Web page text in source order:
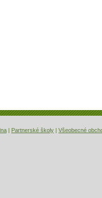
| Partnerské školy | Všeobecné